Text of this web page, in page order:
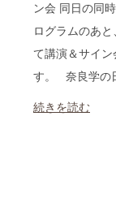
ン会 同日の同
ログラムのあ
て講演＆サイン
す。 奈良学の
続きを読む